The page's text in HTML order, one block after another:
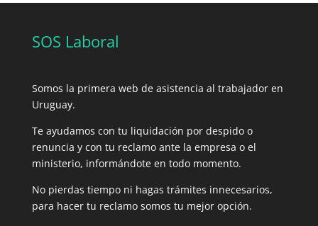
SOS Laboral
Somos la primera web de asistencia al trabajador en
Uruguay.
Te ayudamos con tu liquidación por despido o
renuncia y con tu reclamo ante la empresa o el
ministerio, informándote en todo momento.
No pierdas tiempo ni hagas trámites innecesarios,
para hacer tu reclamo somos tu mejor opción.